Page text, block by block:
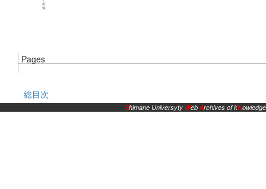
Pages
総目次
Shimane Universyty WebArchives of kNowledge